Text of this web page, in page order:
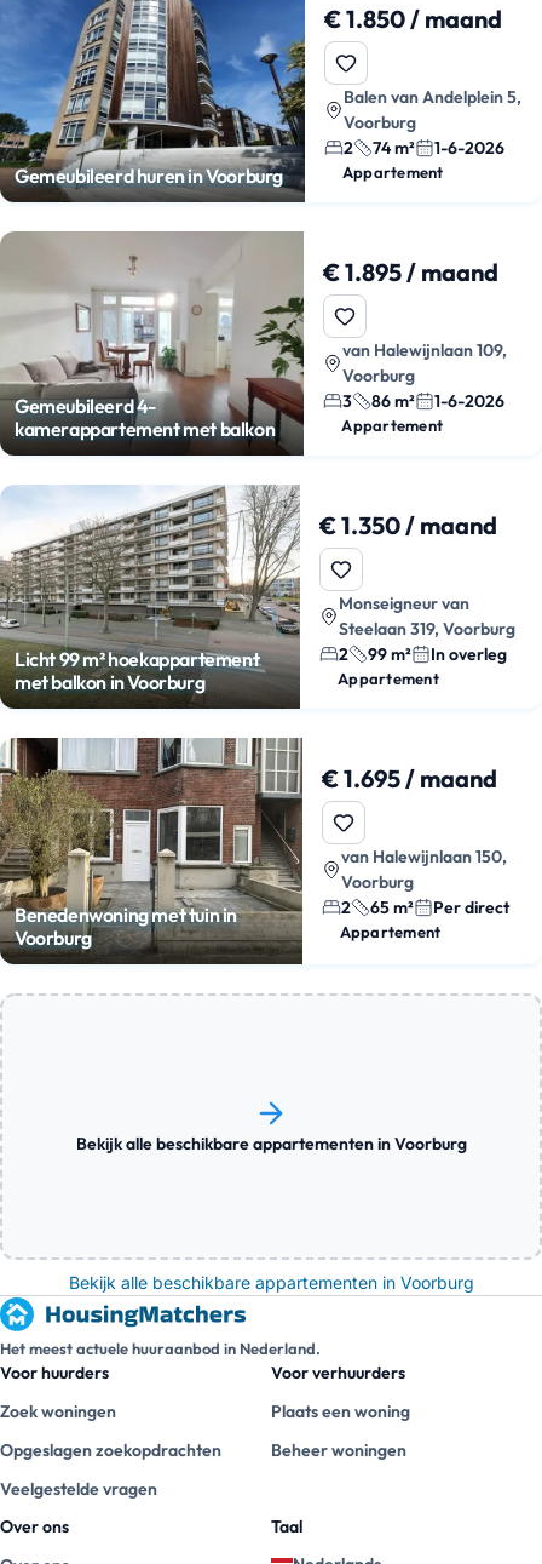
Gemeubileerd huren in Voorburg
€ 1.850 / maand
Balen van Andelplein 5,
Voorburg
2
74 m² 1-6-2026
Appartement
Gemeubileerd 4-
kamerappartement met balkon
€ 1.895 / maand
van Halewijnlaan 109,
Voorburg
3
86 m² 1-6-2026
Appartement
Licht 99 m² hoekappartement
met balkon in Voorburg
€ 1.350 / maand
Monseigneur van
Steelaan 319, Voorburg
2
99 m² In overleg
Appartement
Benedenwoning met tuin in
Voorburg
€ 1.695 / maand
van Halewijnlaan 150,
Voorburg
2
65 m² Per direct
Appartement
Bekijk alle beschikbare appartementen in Voorburg
Bekijk alle beschikbare appartementen in Voorburg
Het meest actuele huuraanbod in Nederland.
Voor huurders
Zoek woningen
Opgeslagen zoekopdrachten
Veelgestelde vragen
Voor verhuurders
Plaats een woning
Beheer woningen
Over ons
Taal